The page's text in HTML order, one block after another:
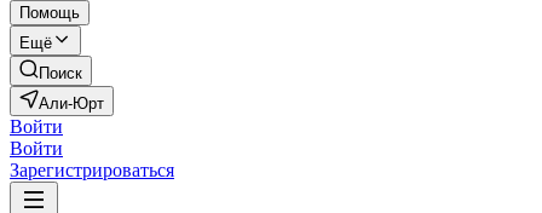
Помощь
Ещё
Поиск
Али-Юрт
Войти
Войти
Зарегистрироваться